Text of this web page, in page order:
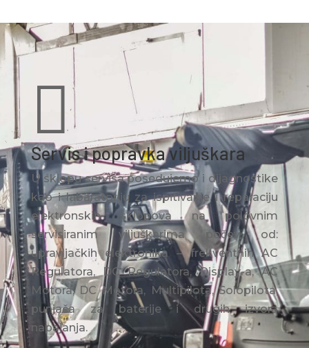

Servis i popravka viljuškara
U sklopu servisa posedujemo i dijagnostike
kao i labaratoriju za ispitivanje i reparaciju
elektronskih sklopova na polovnim
servisiranim viljuškarima počev od:
upravljačkih elektronika – frekventnih AC
Regulatora, DC Regulatora, Display-a, AC
Motora, DC Motora, Multipilota, Solopilota,
punjača za baterije i drugih izvora
napajanja.